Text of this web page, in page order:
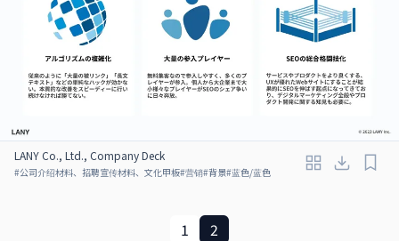
LANY Co., Ltd., Company Deck
#公司介绍材料、招聘宣传材料、文化甲板#营销#背景#蓝色/蓝色
1 2